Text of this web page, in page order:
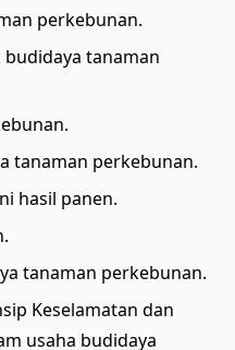
perkebunan.
tanaman
tanaman perkebunan.
hasil panen.
tanaman perkebunan.
Keselamatan dan
usaha budidaya